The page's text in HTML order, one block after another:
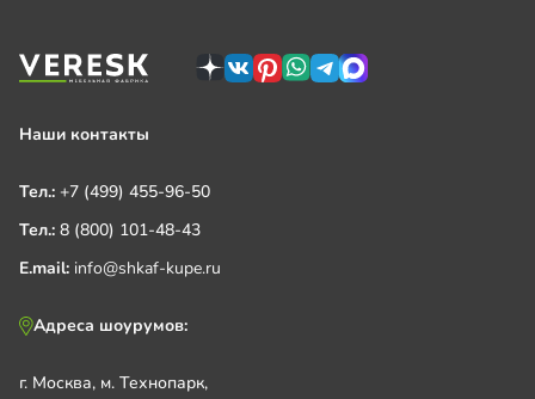
Наши контакты
Тел.: +7 (499) 455-96-50
Тел.: 8 (800) 101-48-43
E.mail: info@shkaf-kupe.ru
Адреса шоурумов:
г. Москва, м. Технопарк,